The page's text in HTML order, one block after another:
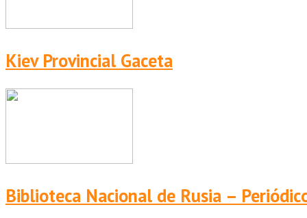
Kiev Provincial Gaceta
Biblioteca Nacional de Rusia –